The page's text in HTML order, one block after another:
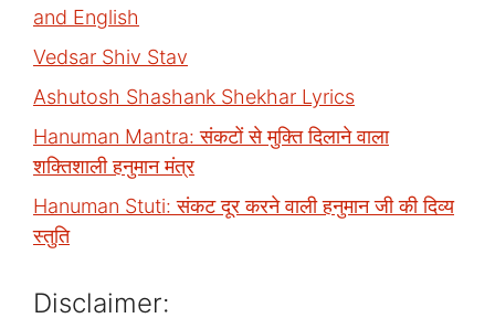
and English
Vedsar Shiv Stav
Ashutosh Shashank Shekhar Lyrics
Hanuman Mantra: संकटों से मुक्ति दिलाने वाला
शक्तिशाली हनुमान मंत्र
Hanuman Stuti: संकट दूर करने वाली हनुमान जी की दिव्य
स्तुति
Disclaimer: